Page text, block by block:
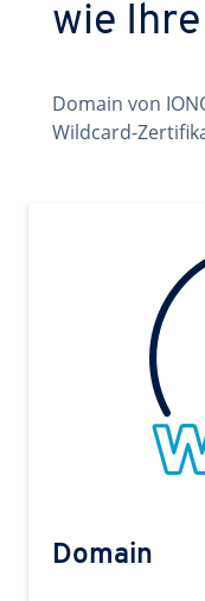
wie
Domain von
Wildcard-
Domain